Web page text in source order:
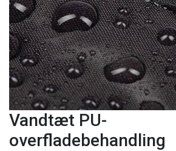
Vandtæt PU-
overfladebehandling